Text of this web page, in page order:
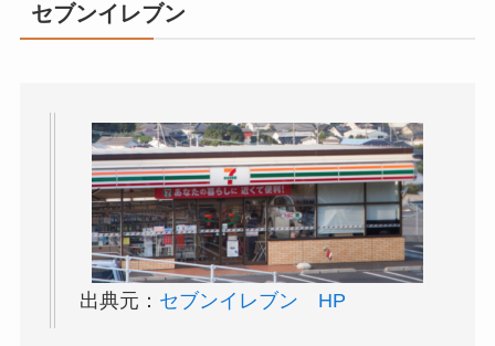
セブンイレブン
出典元： セブンイレブン HP